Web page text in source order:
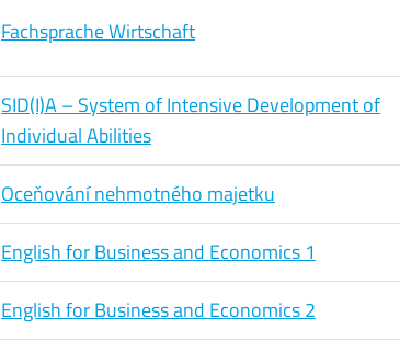
Fachsprache Wirtschaft
SID(I)A – System of Intensive Development of
Individual Abilities
Oceňování nehmotného majetku
English for Business and Economics 1
English for Business and Economics 2